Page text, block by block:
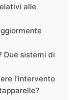
alle
Due sistemi di
l’intervento